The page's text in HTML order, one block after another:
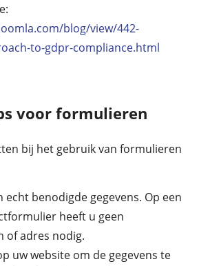
blog/view/442-
to-gdpr-compliance.html
voor formulieren
bij het gebruik van formulieren
echt benodigde gegevens. Op een
heeft u geen
of adres nodig.
uw website om de gegevens te